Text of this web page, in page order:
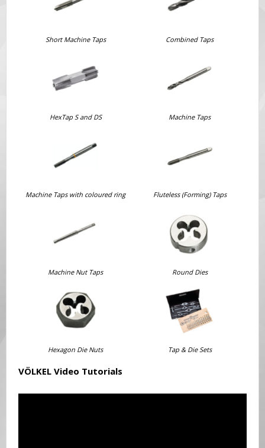
Short Machine Taps Combined Taps
HexTap S and DS Machine Taps
Machine Taps with coloured ring Fluteless (Forming) Taps
Machine Nut Taps Round Dies
Hexagon Die Nuts Tap & Die Sets
VÖLKEL Video Tutorials